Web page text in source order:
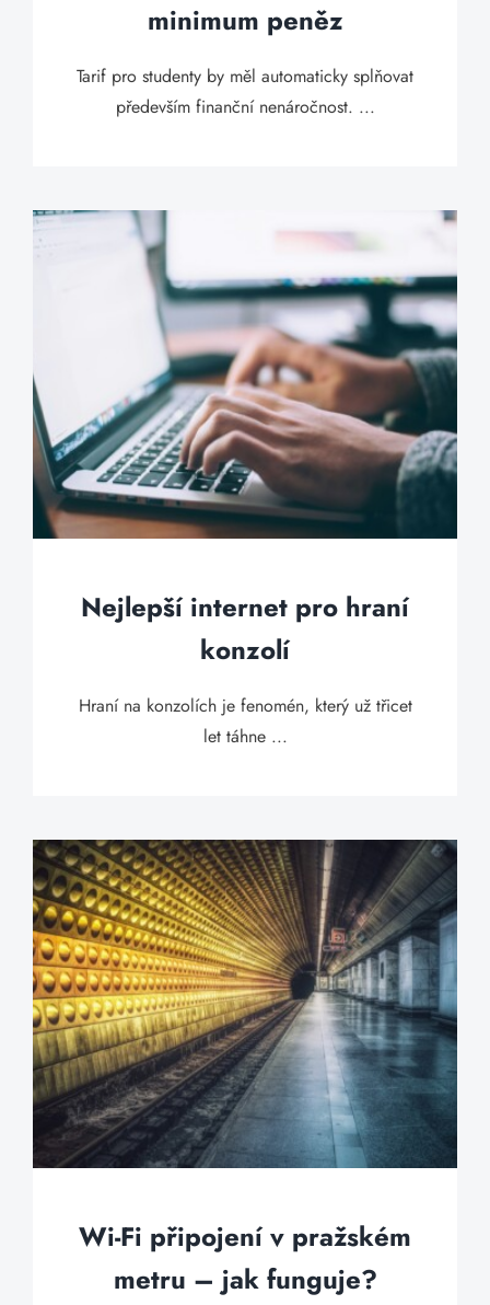
minimum peněz
Tarif pro studenty by měl automaticky splňovat
především finanční nenáročnost. ...
Nejlepší internet pro hraní
konzolí
Hraní na konzolích je fenomén, který už třicet
let táhne ...
Wi-Fi připojení v pražském
metru – jak funguje?